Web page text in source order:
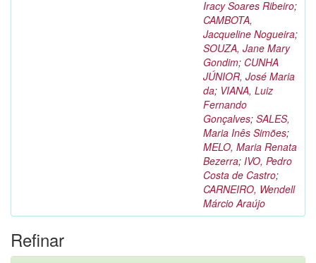
Iracy Soares Ribeiro;
CAMBOTA,
Jacqueline Nogueira;
SOUZA, Jane Mary
Gondim; CUNHA
JÚNIOR, José Maria
da; VIANA, Luiz
Fernando
Gonçalves; SALES,
Maria Inês Simões;
MELO, Maria Renata
Bezerra; IVO, Pedro
Costa de Castro;
CARNEIRO, Wendell
Márcio Araújo
Refinar